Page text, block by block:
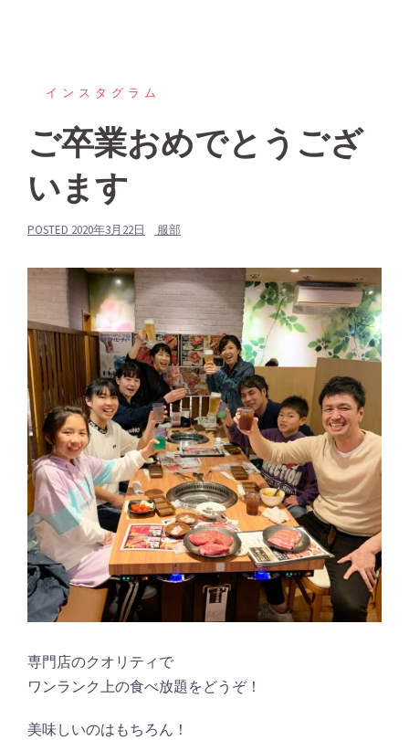
インスタグラム
ご卒業おめでとうござ
います
POSTED 2020年3月22日 服部
専門店のクオリティで
ワンランク上の食べ放題をどうぞ！
美味しいのはもちろん！